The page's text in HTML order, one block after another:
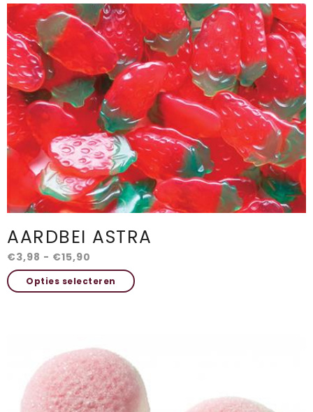
AARDBEI ASTRA
€3,98 - €15,90
€3,98
tot
Opties selecteren
Dit
product
kan
gekozen
worden